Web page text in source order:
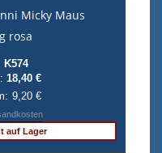
Micky Maus
rosa
K574
18,40 €
9,20 €
auf Lager